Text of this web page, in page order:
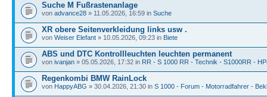
Suche M Fußrastenanlage
von advance28 » 11.05.2026, 16:59 in Suche
XR obere Seitenverkleidung links usw .
von Weiser Elefant » 10.05.2026, 09:23 in Biete
ABS und DTC Kontrollleuchten leuchten permanent
von ivanjan » 05.05.2026, 17:32 in RR - S 1000 RR - Technik - S1000RR -
Regenkombi BMW RainLock
von HappyABG » 30.04.2026, 21:30 in S 1000 - Forum - Motorradfahrer -